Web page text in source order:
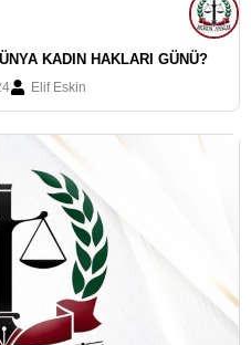
KADIN HAKLARI GÜNÜ?
Elif Eskin